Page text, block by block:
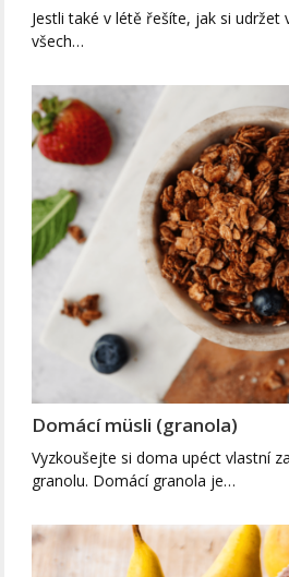
Jestli také v létě řešíte, jak si udržet
všech…
Domácí müsli (granola)
Vyzkoušejte si doma upéct vlastní
granolu. Domácí granola je…